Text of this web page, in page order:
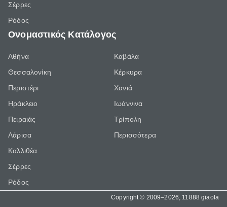
Σέρρες
Ρόδος
Ονομαστικός Κατάλογος
Αθήνα
Θεσσαλονίκη
Περιστέρι
Ηράκλειο
Πειραιάς
Λάρισα
Καλλιθέα
Σέρρες
Ρόδος
Καβάλα
Κέρκυρα
Χανιά
Ιωάννινα
Τρίπολη
Περισσότερα
Copyright © 2009–2026, 11888 giaola